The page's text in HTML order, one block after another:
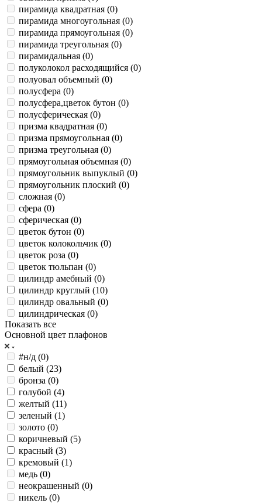
пирамида квадратная (0)
пирамида многоугольная (0)
пирамида прямоугольная (0)
пирамида треугольная (0)
пирамидальная (0)
полуколокол расходящийся (0)
полуовал объемный (0)
полусфера (0)
полусфера,цветок бутон (0)
полусферическая (0)
призма квадратная (0)
призма прямоугольная (0)
призма треугольная (0)
прямоугольная объемная (0)
прямоугольник выпуклый (0)
прямоугольник плоский (0)
сложная (0)
сфера (0)
сферическая (0)
цветок бутон (0)
цветок колокольчик (0)
цветок роза (0)
цветок тюльпан (0)
цилиндр амебный (0)
цилиндр круглый (10)
цилиндр овальный (0)
цилиндрическая (0)
Показать все
Основной цвет плафонов
#н/д (0)
белый (23)
бронза (0)
голубой (4)
желтый (11)
зеленый (1)
золото (0)
коричневый (5)
красный (3)
кремовый (1)
медь (0)
неокрашенный (0)
никель (0)